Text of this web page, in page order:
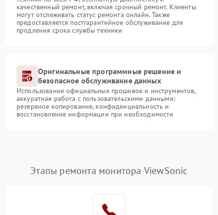
качественный ремонт, включая срочный ремонт. Клиенты
могут отслеживать статус ремонта онлайн. Также
предоставляется постгарантийное обслуживание для
продления срока службы техники
Оригинальные программные решение и
безопасное обслуживание данных
Использование официальных прошивок и инструментов,
аккуратная работа с пользовательскими данными:
резервное копирование, конфиденциальность и
восстановление информации при необходимости
Этапы ремонта монитора ViewSonic